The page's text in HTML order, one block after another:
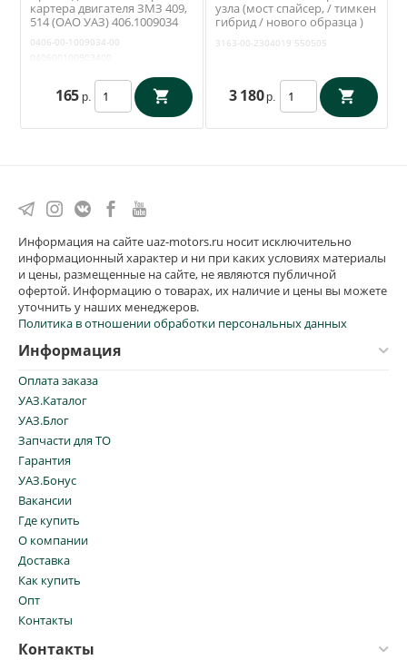
картера двигателя ЗМЗ 409,
514 (ОАО УАЗ) 406.1009034
0406-00-1009034-00
165 р.
узла (мост спайсер, / тимкен
гибрид / нового образца )
шкворневой ключ) (RedBTR)
3163-00-2304019 550505
3 180 р.
Информация на сайте uaz-motors.ru носит исключительно
информационный характер и ни при каких условиях материалы
и цены, размещенные на сайте, не являются публичной
офертой. Информацию о товарах, их наличие и цены вы можете
уточнить у наших менеджеров.
Политика в отношении обработки персональных данных
Информация
Оплата заказа
УАЗ.Каталог
УАЗ.Блог
Запчасти для ТО
Гарантия
УАЗ.Бонус
Вакансии
Где купить
О компании
Доставка
Как купить
Опт
Контакты
Контакты